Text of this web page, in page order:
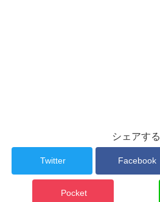
シェアする
Twitter Facebook
Pocket